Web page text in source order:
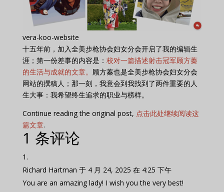
vera-koo-website
十五年前，加入全美步枪协会妇女分会开启了我的编辑生
涯；第一份差事的内容是： 校对一篇描述射击冠军顾方蓁
的生活与成就的文章。 顾方蓁也是全美步枪协会妇女分会
网站的撰稿人；那一刻，我意会到我找到了两件重要的人
生大事：我希望终生追求的职业与榜样。
Continue reading the original post, 点击此处继续阅读这
篇文章.
1 条评论
Richard Hartman 于 4 月 24, 2025 在 4:25 下午
You are an amazing lady! I wish you the very best!